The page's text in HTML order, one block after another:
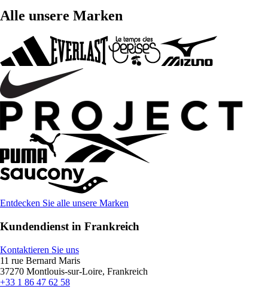
Alle unsere Marken
Entdecken Sie alle unsere Marken
Kundendienst in Frankreich
Kontaktieren Sie uns
11 rue Bernard Maris
37270 Montlouis-sur-Loire, Frankreich
+33 1 86 47 62 58